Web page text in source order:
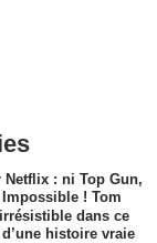
Netflix : ni Top Gun,
! Tom
dans ce
histoire vraie